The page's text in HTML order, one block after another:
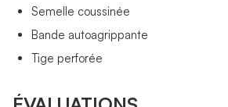
Semelle coussinée
Bande autoagrippante
Tige perforée